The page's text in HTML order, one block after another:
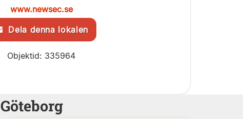
www.newsec.se
Dela denna lokalen
Objektid: 335964